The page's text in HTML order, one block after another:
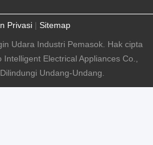
Privasi | Sitemap
Udara Industri Pemasok. Hak cipta
Electrical Appliances Co.,
Undang-Undang.